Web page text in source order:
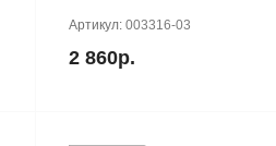
Артикул: 003316-03
2 860р.